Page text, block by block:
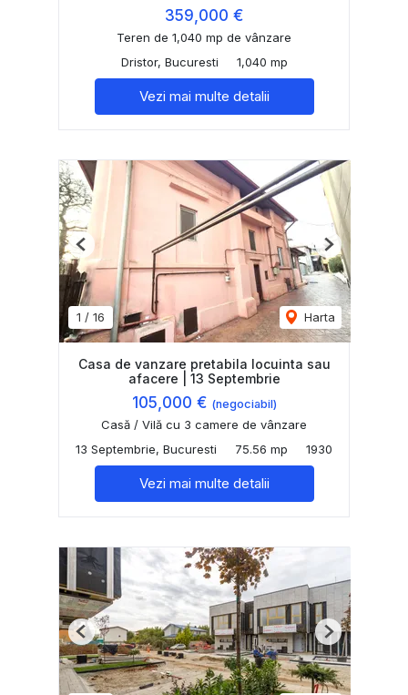
359,000 €
Teren de 1,040 mp de vânzare
Dristor, Bucuresti
1,040 mp
Vezi mai multe detalii
1 / 16 Harta
Previous Next
Casa de vanzare pretabila locuinta sau
afacere | 13 Septembrie
105,000 € (negociabil)
Casă / Vilă cu 3 camere de vânzare
13 Septembrie, Bucuresti
75.56 mp 1930
Vezi mai multe detalii
Previous Next